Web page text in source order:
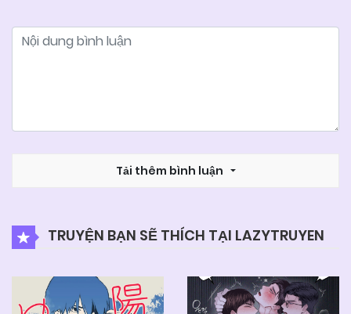
Tải thêm bình luận
TRUYỆN BẠN SẼ THÍCH TẠI LAZYTRUYEN